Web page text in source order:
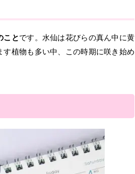
ことです。水仙は花びらの真ん中に黄
植物も多い中、この時期に咲き始め